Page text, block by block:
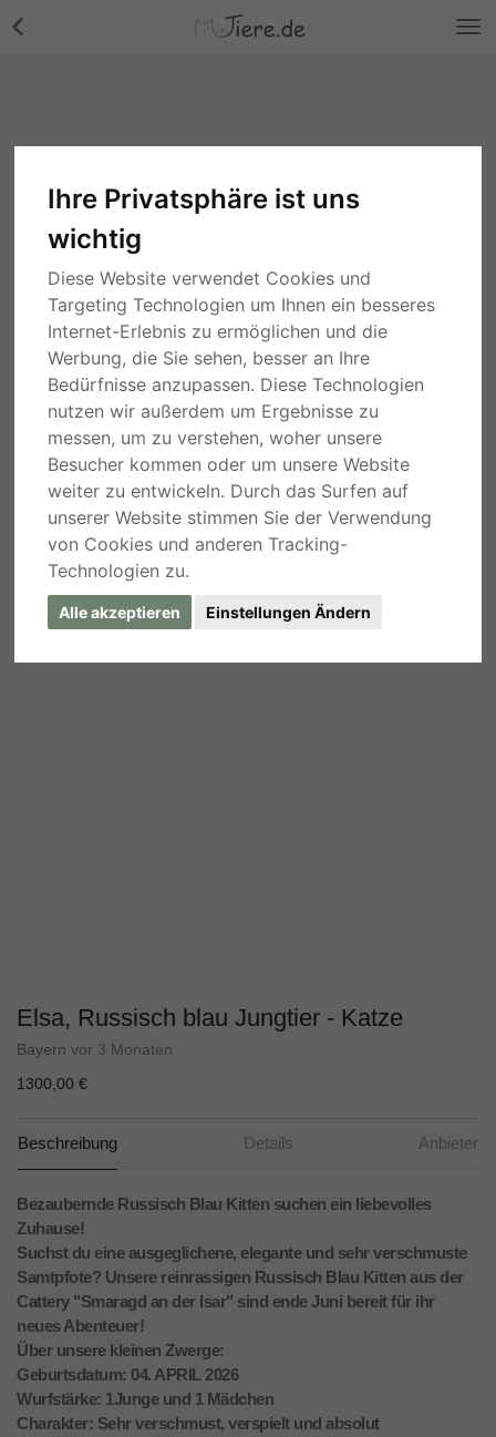
Ihre Privatsphäre ist uns
wichtig
Diese Website verwendet Cookies und
Targeting Technologien um Ihnen ein besseres
Internet-Erlebnis zu ermöglichen und die
Werbung, die Sie sehen, besser an Ihre
Bedürfnisse anzupassen. Diese Technologien
nutzen wir außerdem um Ergebnisse zu
messen, um zu verstehen, woher unsere
Besucher kommen oder um unsere Website
weiter zu entwickeln. Durch das Surfen auf
unserer Website stimmen Sie der Verwendung
von Cookies und anderen Tracking-
Technologien zu.
Alle akzeptieren Einstellungen Ändern
Elsa, Russisch blau Jungtier - Katze
Bayern vor 3 Monaten
1300,00 €
Beschreibung Details Anbieter
​Bezaubernde Russisch Blau Kitten suchen ein liebevolles
Zuhause!
​Suchst du eine ausgeglichene, elegante und sehr verschmuste
Samtpfote? Unsere reinrassigen Russisch Blau Kitten aus der
Cattery "Smaragd an der Isar" sind ende Juni bereit für ihr
neues Abenteuer!
​Über unsere kleinen Zwerge:
​Geburtsdatum: 04. APRIL 2026
​Wurfstärke: 1Junge und 1 Mädchen
​Charakter: Sehr verschmust, verspielt und absolut